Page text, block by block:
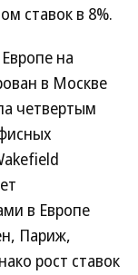
ставок в 8%.
на
в Москве
четвертым
в Европе
Париж,
рост ставок